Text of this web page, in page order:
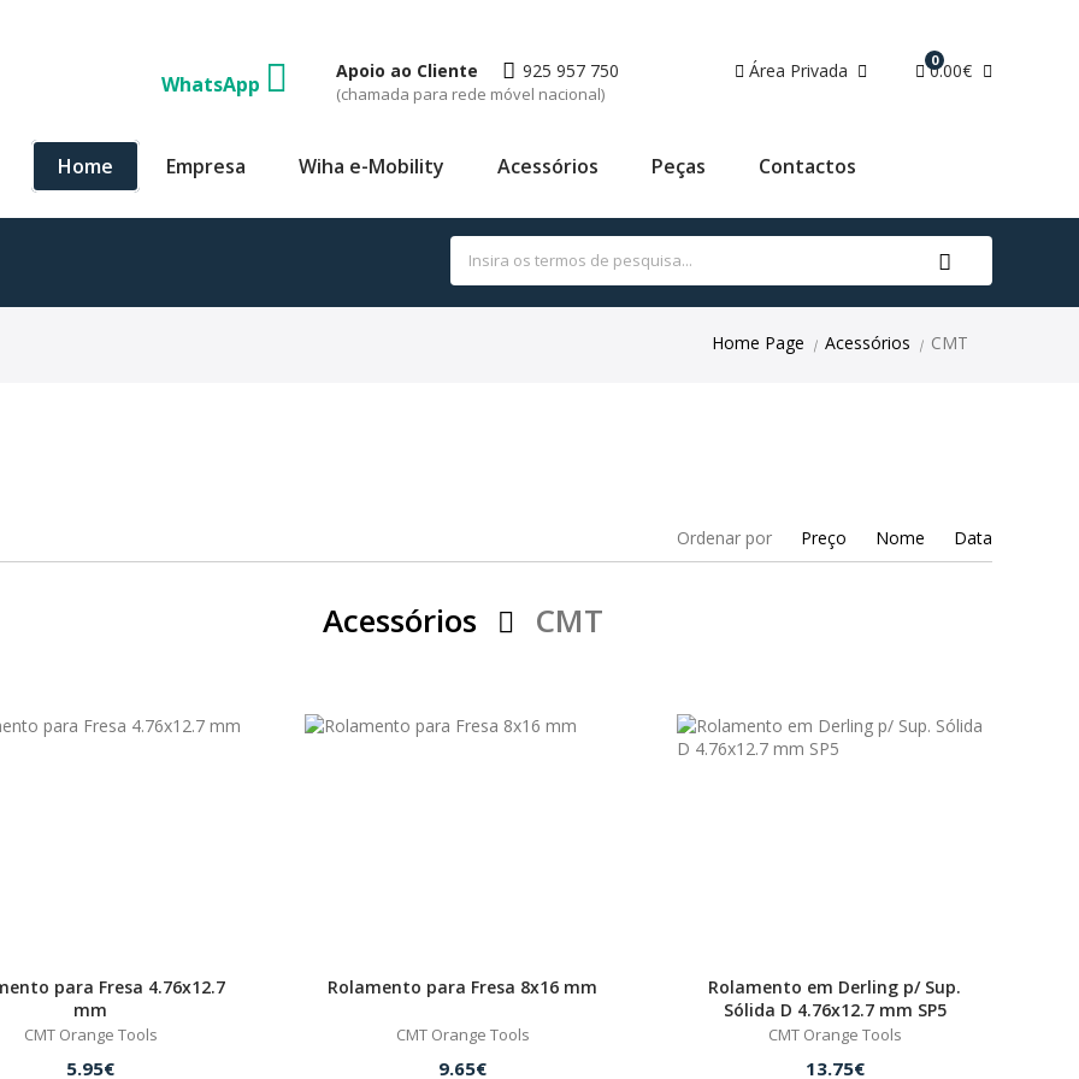
WhatsApp
Apoio ao Cliente 925 957 750
(chamada para rede móvel nacional)
Área Privada 0
0.00€
Home Empresa Wiha e-Mobility Acessórios Peças Contactos
Home Page | Acessórios | CMT
Ordenar por Preço Nome Data
Acessórios CMT
para Fresa 4.76x12.7
mm
CMT Orange Tools
5.95€
Rolamento para Fresa 8x16 mm
CMT Orange Tools
9.65€
Rolamento em Derling p/ Sup.
Sólida D 4.76x12.7 mm SP5
CMT Orange Tools
13.75€